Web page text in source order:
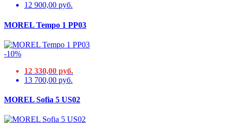
12 900,00 руб.
MOREL Tempo 1 PP03
-10%
12 330,00 руб.
13 700,00 руб.
MOREL Sofia 5 US02